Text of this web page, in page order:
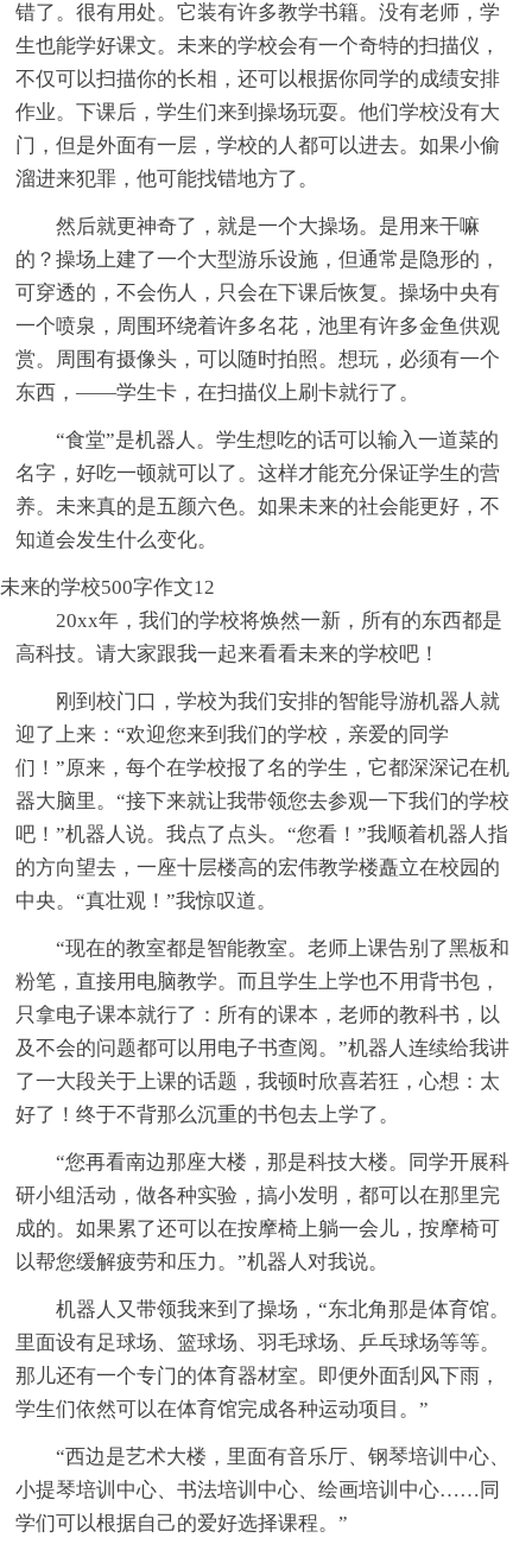
错了。很有用处。它装有许多教学书籍。没有老师，学
生也能学好课文。未来的学校会有一个奇特的扫描仪，
不仅可以扫描你的长相，还可以根据你同学的成绩安排
作业。下课后，学生们来到操场玩耍。他们学校没有大
门，但是外面有一层，学校的人都可以进去。如果小偷
溜进来犯罪，他可能找错地方了。
然后就更神奇了，就是一个大操场。是用来干嘛
的？操场上建了一个大型游乐设施，但通常是隐形的，
可穿透的，不会伤人，只会在下课后恢复。操场中央有
一个喷泉，周围环绕着许多名花，池里有许多金鱼供观
赏。周围有摄像头，可以随时拍照。想玩，必须有一个
东西，——学生卡，在扫描仪上刷卡就行了。
“食堂”是机器人。学生想吃的话可以输入一道菜的
名字，好吃一顿就可以了。这样才能充分保证学生的营
养。未来真的是五颜六色。如果未来的社会能更好，不
知道会发生什么变化。
未来的学校500字作文12
20xx年，我们的学校将焕然一新，所有的东西都是
高科技。请大家跟我一起来看看未来的学校吧！
刚到校门口，学校为我们安排的智能导游机器人就
迎了上来：“欢迎您来到我们的学校，亲爱的同学
们！”原来，每个在学校报了名的学生，它都深深记在机
器大脑里。“接下来就让我带领您去参观一下我们的学校
吧！”机器人说。我点了点头。“您看！”我顺着机器人指
的方向望去，一座十层楼高的宏伟教学楼矗立在校园的
中央。“真壮观！”我惊叹道。
“现在的教室都是智能教室。老师上课告别了黑板和
粉笔，直接用电脑教学。而且学生上学也不用背书包，
只拿电子课本就行了：所有的课本，老师的教科书，以
及不会的问题都可以用电子书查阅。”机器人连续给我讲
了一大段关于上课的话题，我顿时欣喜若狂，心想：太
好了！终于不背那么沉重的书包去上学了。
“您再看南边那座大楼，那是科技大楼。同学开展科
研小组活动，做各种实验，搞小发明，都可以在那里完
成的。如果累了还可以在按摩椅上躺一会儿，按摩椅可
以帮您缓解疲劳和压力。”机器人对我说。
机器人又带领我来到了操场，“东北角那是体育馆。
里面设有足球场、篮球场、羽毛球场、乒乓球场等等。
那儿还有一个专门的体育器材室。即便外面刮风下雨，
学生们依然可以在体育馆完成各种运动项目。”
“西边是艺术大楼，里面有音乐厅、钢琴培训中心、
小提琴培训中心、书法培训中心、绘画培训中心……同
学们可以根据自己的爱好选择课程。”